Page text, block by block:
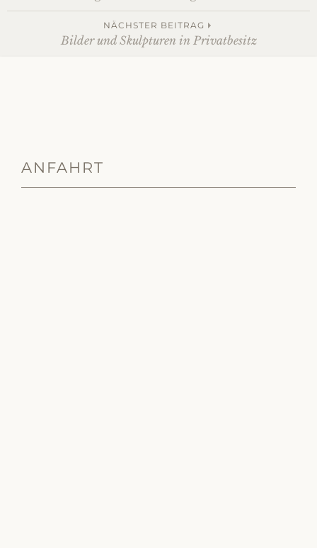
NavigationNÄCHSTER BEITRAG
Bilder und Skulpturen in Privatbesitz
ANFAHRT